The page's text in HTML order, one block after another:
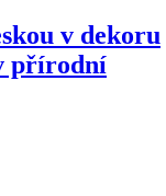
v dekoru
přírodní